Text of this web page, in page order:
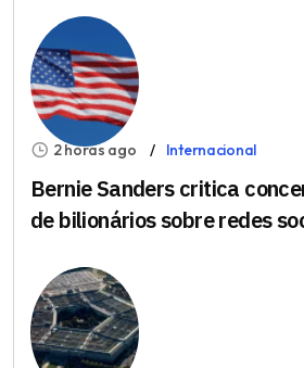
2 horas ago Internacional
Bernie Sanders critica
de bilionários sobre redes